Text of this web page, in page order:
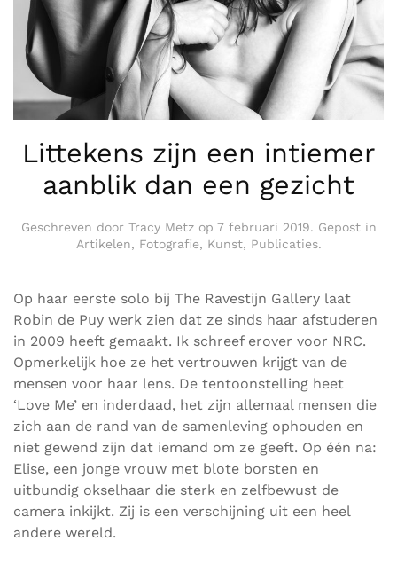
Littekens zijn een intiemer
aanblik dan een gezicht
Geschreven door Tracy Metzop 7 februari 2019. Gepost in
Artikelen, Fotografie, Kunst, Publicaties.
Op haar eerste solo bij The Ravestijn Gallery laat
Robin de Puy werk zien dat ze sinds haar afstuderen
in 2009 heeft gemaakt. Ik schreef erover voor NRC.
Opmerkelijk hoe ze het vertrouwen krijgt van de
mensen voor haar lens. De tentoonstelling heet
‘Love Me’ en inderdaad, het zijn allemaal mensen die
zich aan de rand van de samenleving ophouden en
niet gewend zijn dat iemand om ze geeft. Op één na:
Elise, een jonge vrouw met blote borsten en
uitbundig okselhaar die sterk en zelfbewust de
camera inkijkt. Zij is een verschijning uit een heel
andere wereld.